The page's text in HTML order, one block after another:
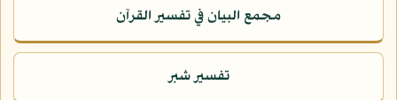
مجمع البيان في تفسير القرآن
تفسير شبر